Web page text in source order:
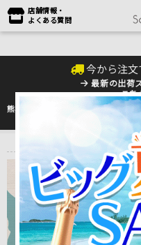
店舗情報・
よくある質問
今から注文
最新の出荷
こち
熊本地震の影響により九州への配送
のHP
こだわりの食品